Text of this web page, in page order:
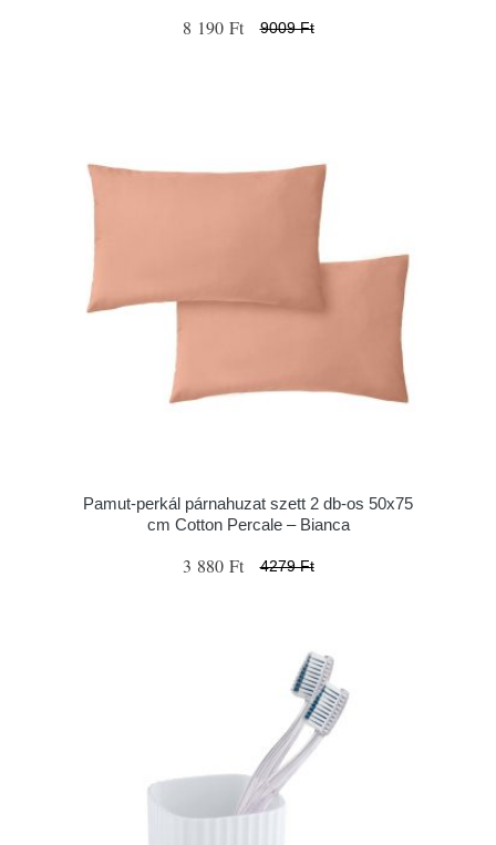
8 190 Ft 9009 Ft
Pamut-perkál párnahuzat szett 2 db-os 50x75
cm Cotton Percale – Bianca
3 880 Ft 4279 Ft